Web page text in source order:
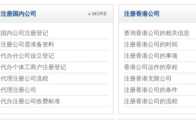
注册国内公司
国内公司注册登记
注册公司需准备资料
代办分公司设立登记
代办个体工商户注册登记
代理注册公司流程
代理注册公司
代办注册公司收费标准
注册香港公司
查询香港公司的相关信息
注册香港公司的时间
注册香港公司的事项
香港公司运作的章程
注册香港无限公司
注册香港公司的条件
注册香港公司的流程